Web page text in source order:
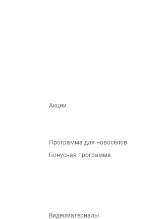
Акции
Программа для новосёлов
Бонусная программа
Видеоматериалы